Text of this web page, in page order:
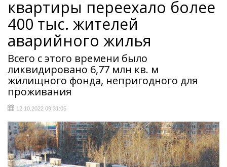
квартиры переехало более
400 тыс. жителей
аварийного жилья
Всего с этого времени было
ликвидировано 6,77 млн кв. м
жилищного фонда, непригодного для
проживания
12.10.2022 09:31:05